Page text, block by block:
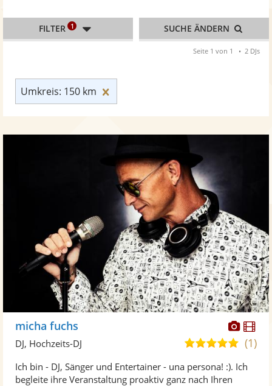
Umkreis: 150 km
FILTER 1 SUCHE ÄNDERN
Seite 1 von 1 2 DJs
Fotos
micha fuchs
5,0
5
(1)
DJ, Hochzeits-DJ
Ich bin - DJ, Sänger und Entertainer - una persona! :). Ich
begleite ihre Veranstaltung proaktiv ganz nach Ihren